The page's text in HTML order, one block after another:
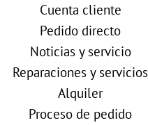
Cuenta cliente
Pedido directo
Noticias y servicio
Reparaciones y servicios
Alquiler
Proceso de pedido